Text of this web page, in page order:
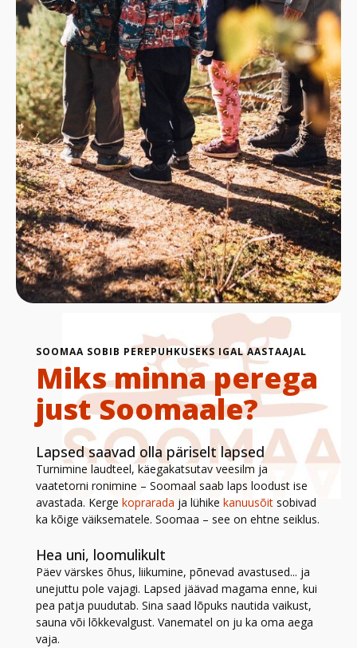
SOOMAA SOBIB PEREPUHKUSEKS IGAL AASTAAJAL
Miks minna perega
just Soomaale?
Lapsed saavad olla päriselt lapsed
Turnimine laudteel, käegakatsutav veesilm ja
vaatetorni ronimine – Soomaal saab laps loodust ise
avastada. Kerge koprarada ja lühike kanuusõit sobivad
ka kõige väiksematele. Soomaa – see on ehtne seiklus.
Hea uni, loomulikult
Päev värskes õhus, liikumine, põnevad avastused... ja
unejuttu pole vajagi. Lapsed jäävad magama enne, kui
pea patja puudutab. Sina saad lõpuks nautida vaikust,
sauna või lõkkevalgust. Vanematel on ju ka oma aega
vaja.